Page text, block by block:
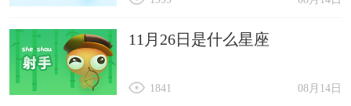
11月26日是什么星座
08月14日
1841